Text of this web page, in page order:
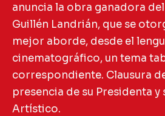
anuncia la obra ganadora
Guillén Landrián, que se
mejor aborde, desde el
cinematográfico, un tema
correspondiente. Clausura
presencia de su Presidenta
Artístico.